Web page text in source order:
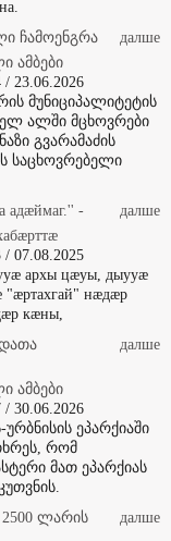
ჩამოენგრა
ამბები
23.06.2026
მუნიციპალიტეტის
ალში მცხოვრები
გვარამაძის
საცხოვრებელი
-
07.08.2025
архы цæуы, дыууæ
"æртахгай" нæдæр
кæны,
30.06.2026
ურბნისის ეპარქიაში
რომ
მათ ეპარქიას
ლარის